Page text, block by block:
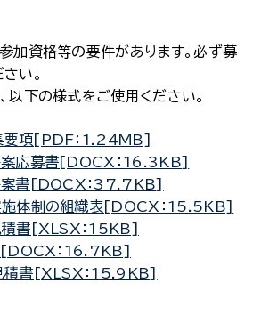
加資格等の要件があります。必ず募
い。
以下の様式をご使用ください。
要項[PDF：1.24MB]
提案応募書[DOCX：16.3KB]
提案書[DOCX：37.7KB]
実施体制の組織表[DOCX：15.5KB]
積書[XLSX：15KB]
[DOCX：16.7KB]
見積書[XLSX：15.9KB]